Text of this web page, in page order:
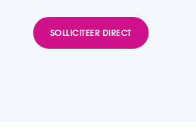
SOLLICITEER DIRECT